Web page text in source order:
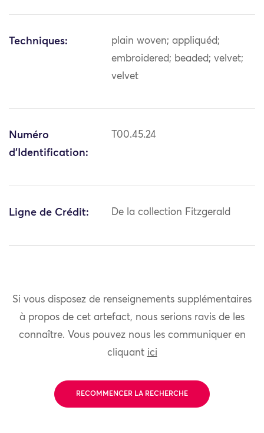
Techniques:
plain woven; appliquéd;
embroidered; beaded; velvet;
velvet
Numéro
d'Identification:
T00.45.24
Ligne de Crédit: De la collection Fitzgerald
Si vous disposez de renseignements supplémentaires
à propos de cet artefact, nous serions ravis de les
connaître. Vous pouvez nous les communiquer en
cliquant ici
RECOMMENCER LA RECHERCHE